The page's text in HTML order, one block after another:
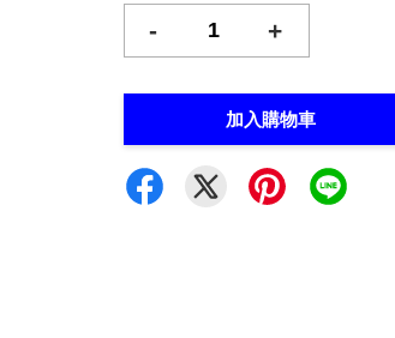
- +
加入購物車